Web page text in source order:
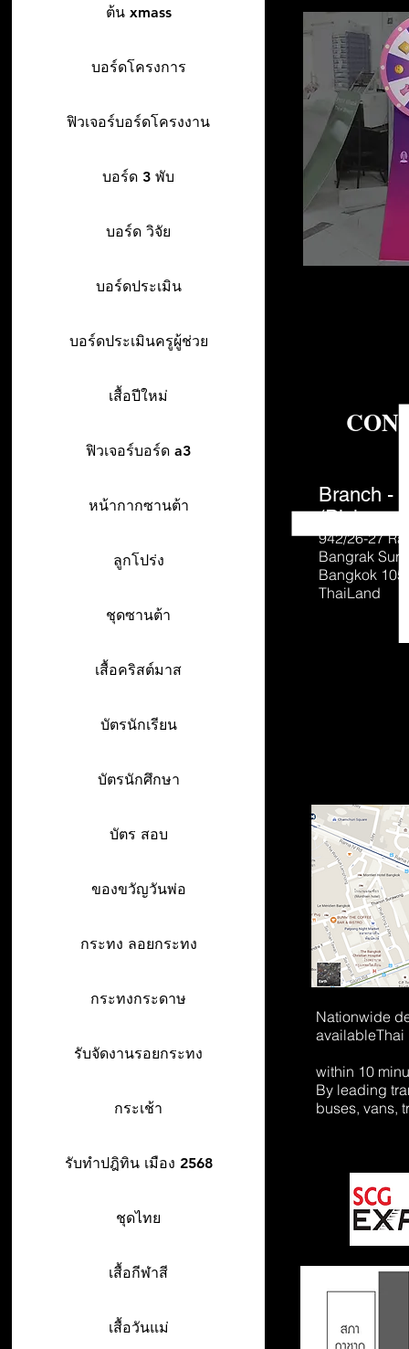
ต้น xmass
บอร์ดโครงการ
ฟิวเจอร์บอร์ดโครงงาน
บอร์ด 3 พับ
บอร์ด วิจัย
บอร์ดประเมิน
บอร์ดประเมินครูผู้ช่วย
เสื้อปีใหม่
ฟิวเจอร์บอร์ด a3
หน้ากากซานต้า
ลูกโปร่ง
ชุดซานต้า
เสื้อคริสต์มาส
บัตรนักเรียน
บัตรนักศึกษา
บัตร สอบ
ของขวัญวันพ่อ
กระทง ลอยกระทง
กระทงกระดาษ
รับจัดงานรอยกระทง
กระเช้า
รับทำปฎิทิน เมือง 2568
ชุดไทย
เสื้อกีฬาสี
เสื้อวันแม่
Branch -
(Pick-up
942/26-27
Bangrak
Bangkok
ThaiLand
Nationwide
availableThai
within 10
By leading
buses, vans,